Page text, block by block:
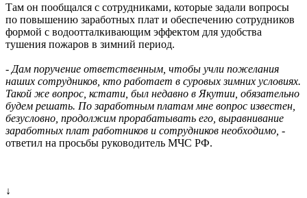
Там он пообщался с сотрудниками, которые задали вопросы
по повышению заработных плат и обеспечению сотрудников
формой с водоотталкивающим эффектом для удобства
тушения пожаров в зимний период.
- Дам поручение ответственным, чтобы учли пожелания
наших сотрудников, кто работает в суровых зимних условиях.
Такой же вопрос, кстати, был недавно в Якутии, обязательно
будем решать. По заработным платам мне вопрос известен,
безусловно, продолжим прорабатывать его, выравнивание
заработных плат работников и сотрудников необходимо, -
ответил на просьбы руководитель МЧС РФ.
↓